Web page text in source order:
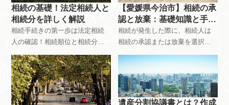
相続の基礎！法定相続人と
相続分を詳しく解説
相続手続きの第一歩は法定相続
人の確認！相続順位と相続分で
治市の行政書士がわかりやすく
解説。相続人の確定方法など、
相続手続きに必要な情報が満載
です。愛媛県今治市で相続のご
【愛媛県今治市】相続の承
認と放棄：基礎知識と手続
きをわかりやすく解説
相続が発生した際に、相続人は
相続の承認または放棄を選択す
相続放棄・限定承認の違い、手
続き、注意点などをわかりやす
く解説します。愛媛県今治市で
相続に関するお悩みは、行政書
遺産分割協議書とは？作成